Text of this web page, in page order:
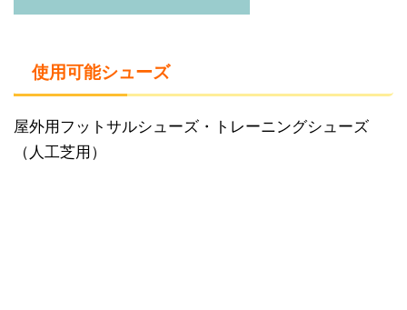
使用可能シューズ
屋外用フットサルシューズ・トレーニングシューズ
（人工芝用）